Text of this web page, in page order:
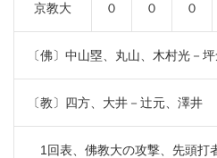
京教大 ０ ０ ０
〔佛〕中山塁、丸山、木村光－
〔教〕四方、大井－辻元、澤井
1回表、佛教大の攻撃、先頭打